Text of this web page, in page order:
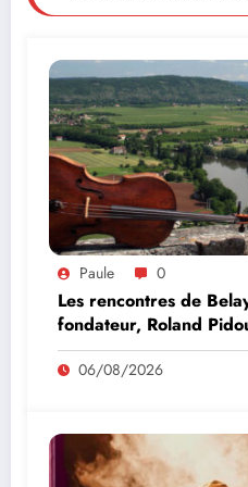
Paule 0
Les rencontres de
fondateur, Roland
le vendredi 07 août
06/08/2026